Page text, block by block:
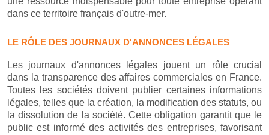
dans ce territoire français d'outre-mer.
LE RÔLE DES JOURNAUX D'ANNONCES LÉGALES
Les journaux d'annonces légales jouent un rôle crucial
dans la transparence des affaires commerciales en France.
Toutes les sociétés doivent publier certaines informations
légales, telles que la création, la modification des statuts, ou
la dissolution de la société. Cette obligation garantit que le
public est informé des activités des entreprises, favorisant